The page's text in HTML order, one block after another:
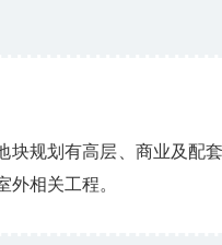
块规划有高层、商业及配
相关工程。